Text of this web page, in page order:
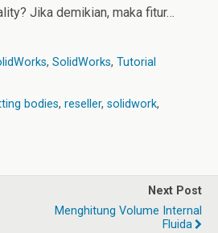
Jika demikian, maka fitur…
, SolidWorks, Tutorial
bodies, reseller, solidwork,
Next Post
Menghitung Volume Internal
Fluida